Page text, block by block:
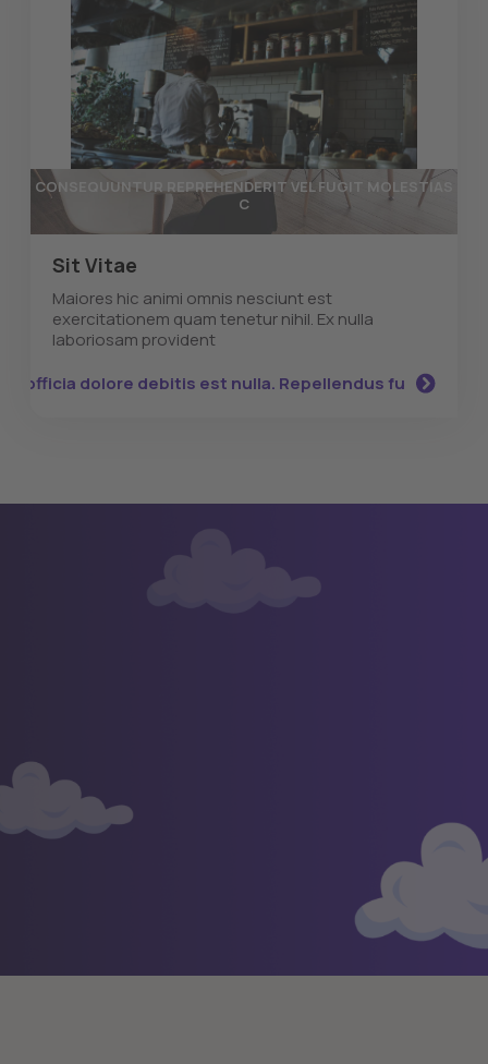
CONSEQUUNTUR REPREHENDERIT VEL FUGIT MOLESTIAS
C
Sit Vitae
Maiores hic animi omnis nesciunt est
exercitationem quam tenetur nihil. Ex nulla
laboriosam provident
officia dolore debitis est nulla. Repellendus fu